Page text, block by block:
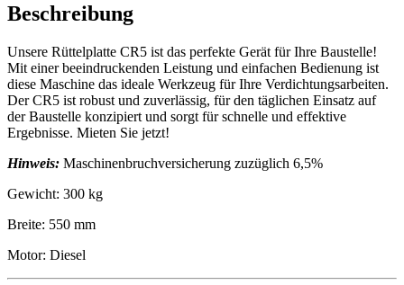
Beschreibung
Unsere Rüttelplatte CR5 ist das perfekte Gerät für Ihre Baustelle!
Mit einer beeindruckenden Leistung und einfachen Bedienung ist
diese Maschine das ideale Werkzeug für Ihre Verdichtungsarbeiten.
Der CR5 ist robust und zuverlässig, für den täglichen Einsatz auf
der Baustelle konzipiert und sorgt für schnelle und effektive
Ergebnisse. Mieten Sie jetzt!
Hinweis: Maschinenbruchversicherung zuzüglich 6,5%
Gewicht: 300 kg
Breite: 550 mm
Motor: Diesel